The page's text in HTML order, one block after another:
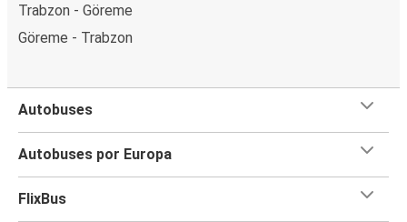
Trabzon - Göreme
Göreme - Trabzon
Autobuses
Autobuses por Europa
FlixBus